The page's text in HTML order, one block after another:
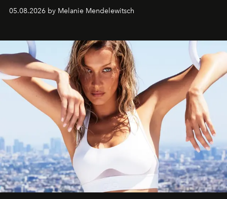
de vivre Romain dans toute son élégance intemporelle.
05.08.2026 by Melanie Mendelewitsch